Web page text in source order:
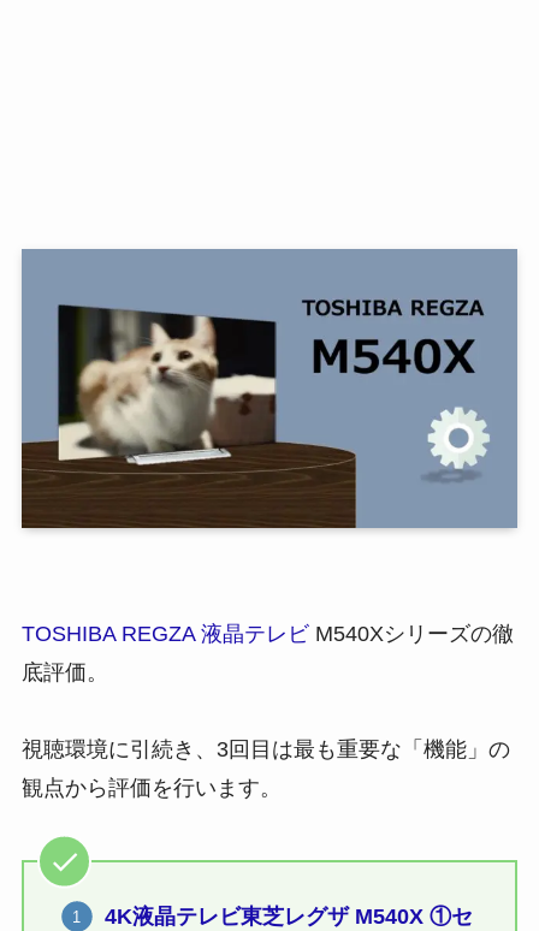
TOSHIBA REGZA 液晶テレビM540Xシリーズの徹
底評価。
視聴環境に引続き、3回目は最も重要な「機能」の
観点から評価を行います。
4K液晶テレビ東芝レグザ M540X ①セ